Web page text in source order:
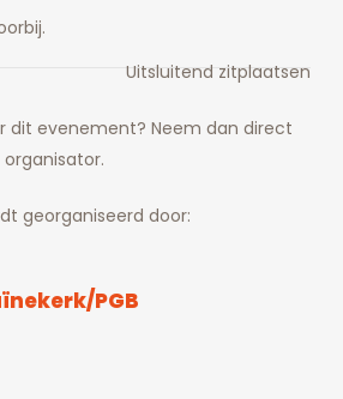
Uitsluitend zitplaatsen
dit evenement? Neem dan direct
georganiseerd door:
PGB